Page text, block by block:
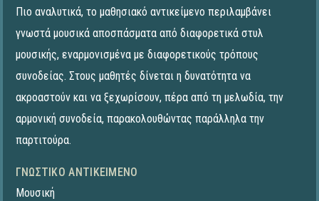
Πιο αναλυτικά, το μαθησιακό αντικείμενο περιλαμβάνει
γνωστά μουσικά αποσπάσματα από διαφορετικά στυλ
μουσικής, εναρμονισμένα με διαφορετικούς τρόπους
συνοδείας. Στους μαθητές δίνεται η δυνατότητα να
ακροαστούν και να ξεχωρίσουν, πέρα από τη μελωδία, την
αρμονική συνοδεία, παρακολουθώντας παράλληλα την
παρτιτούρα.
ΓΝΩΣΤΙΚΌ ΑΝΤΙΚΕΊΜΕΝΟ
Μουσική